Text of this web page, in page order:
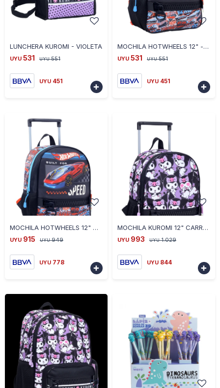
LUNCHERA KUROMI - VIOLETA
UYU 531 UYU 551
UYU 451

MOCHILA HOTWHEELS 12" - CELESTE
UYU 531 UYU 551
UYU 451

MOCHILA HOTWHEELS 12" CARRO - CELESTE
UYU 915 UYU 949
UYU 778
-

MOCHILA KUROMI 12" CARRO - VIOLETA
UYU 993 UYU 1.029
UYU 844
- +
